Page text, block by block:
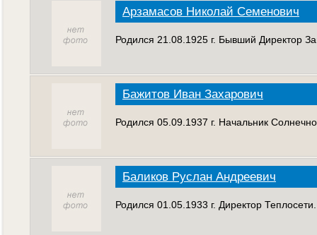
Арзамасов Николай Семенович
Родился 21.08.1925 г. Бывший Директор
Бажитов Иван Захарович
Родился 05.09.1937 г. Начальник
Баликов Руслан Андреевич
Родился 01.05.1933 г. Директор Теплосети.